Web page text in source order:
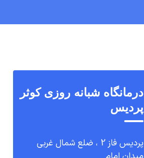
درمانگاه شبانه روزی کوثر
پردیس
پردیس فاز 2 ، ضلع شمال غربی